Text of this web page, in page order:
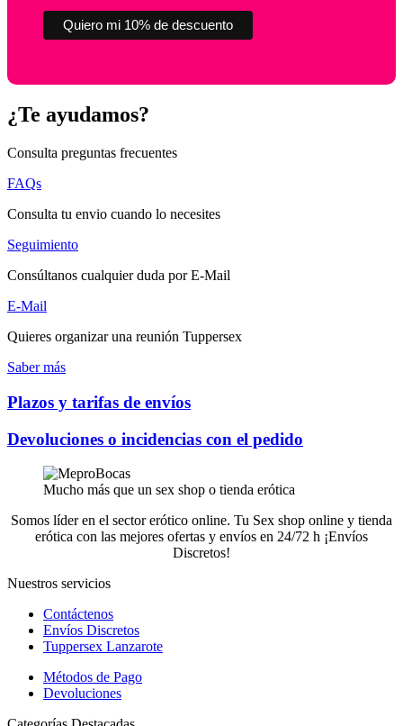
¿Te ayudamos?
Consulta preguntas frecuentes
FAQs
Consulta tu envio cuando lo necesites
Seguimiento
Consúltanos cualquier duda por E-Mail
E-Mail
Quieres organizar una reunión Tuppersex
Saber más
Plazos y tarifas de envíos
Devoluciones o incidencias con el pedido
Mucho más que un sex shop o tienda erótica
Somos líder en el sector erótico online. Tu Sex shop online y tienda
erótica con las mejores ofertas y envíos en 24/72 h ¡Envíos
Discretos!
Nuestros servicios
Contáctenos
Envíos Discretos
Tuppersex Lanzarote
Métodos de Pago
Devoluciones